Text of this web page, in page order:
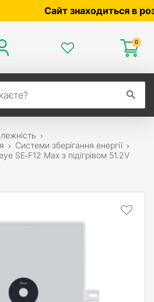
Сайт знаходиться в
0
Системи зберігання енергії
SE‑F12 Max з підігрівом 51.2V